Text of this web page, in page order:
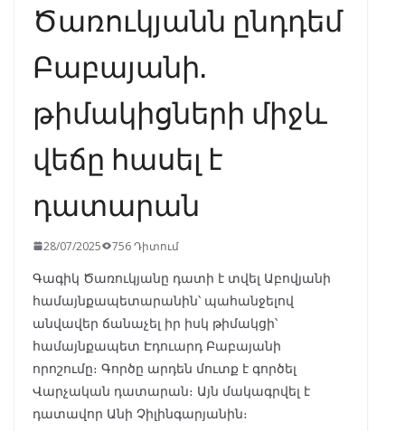
Ծառուկյանն ընդդեմ
Բաբայանի.
թիմակիցների միջև
վեճը հասել է
դատարան
28/07/2025 756 Դիտում
Գագիկ Ծառուկյանը դատի է տվել Աբովյանի
համայնքապետարանին՝ պահանջելով
անվավեր ճանաչել իր իսկ թիմակցի՝
համայնքապետ Էդուարդ Բաբայանի
որոշումը։ Գործը արդեն մուտք է գործել
Վարչական դատարան։ Այն մակագրվել է
դատավոր Անի Չիլինգարյանին։